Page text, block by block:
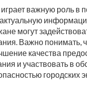
важную роль в
могут
Важно понимать,
качества
и участвовать в
городских